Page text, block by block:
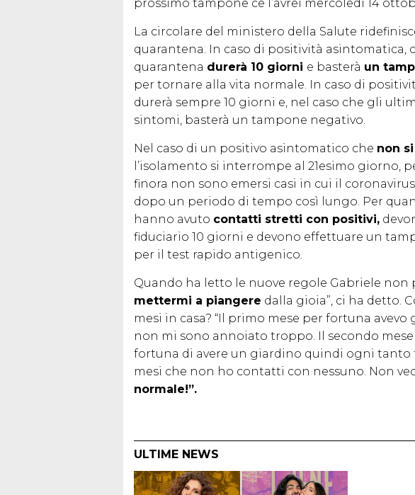
prossimo tampone ce l’avrei mercoledì 14
La circolare del ministero della Salute
quarantena. In caso di positività asintomatica,
quarantena durerà 10 giorni e basterà un
per tornare alla vita normale. In caso di
durerà sempre 10 giorni e, nel caso che gli
sintomi, basterà un tampone negativo.
Nel caso di un positivo asintomatico che non
l’isolamento si interrompe al 21esimo giorno,
finora non sono emersi casi in cui il
dopo un periodo di tempo così lungo. Per
hanno avuto contatti stretti con positivi,
fiduciario 10 giorni e devono effettuare un
per il test rapido antigenico.
Quando ha letto le nuove regole Gabriele non
mettermi a piangere dalla gioia”, ci ha detto.
mesi in casa? “Il primo mese per fortuna
non mi sono annoiato troppo. Il secondo
fortuna di avere un giardino quindi ogni tanto
mesi che non ho contatti con nessuno. Non
normale!”.
ULTIME NEWS